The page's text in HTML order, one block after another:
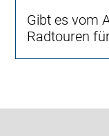
Gibt es vom
Radtouren